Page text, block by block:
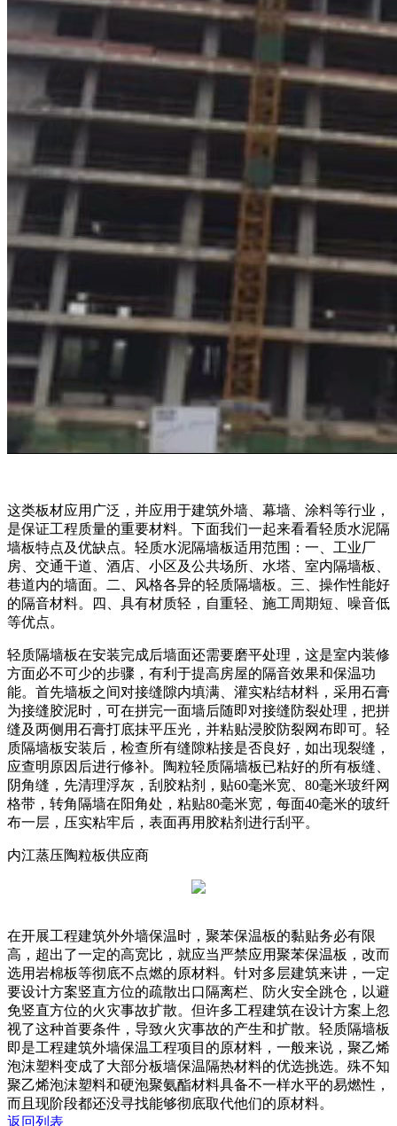
这类板材应用广泛，并应用于建筑外墙、幕墙、涂料等行业，
是保证工程质量的重要材料。下面我们一起来看看轻质水泥隔
墙板特点及优缺点。轻质水泥隔墙板适用范围：一、工业厂
房、交通干道、酒店、小区及公共场所、水塔、室内隔墙板、
巷道内的墙面。二、风格各异的轻质隔墙板。三、操作性能好
的隔音材料。四、具有材质轻，自重轻、施工周期短、噪音低
等优点。
轻质隔墙板在安装完成后墙面还需要磨平处理，这是室内装修
方面必不可少的步骤，有利于提高房屋的隔音效果和保温功
能。首先墙板之间对接缝隙内填满、灌实粘结材料，采用石膏
为接缝胶泥时，可在拼完一面墙后随即对接缝防裂处理，把拼
缝及两侧用石膏打底抹平压光，并粘贴浸胶防裂网布即可。轻
质隔墙板安装后，检查所有缝隙粘接是否良好，如出现裂缝，
应查明原因后进行修补。陶粒轻质隔墙板已粘好的所有板缝、
阴角缝，先清理浮灰，刮胶粘剂，贴60毫米宽、80毫米玻纤网
格带，转角隔墙在阳角处，粘贴80毫米宽，每面40毫米的玻纤
布一层，压实粘牢后，表面再用胶粘剂进行刮平。
内江蒸压陶粒板供应商
在开展工程建筑外外墙保温时，聚苯保温板的黏贴务必有限
高，超出了一定的高宽比，就应当严禁应用聚苯保温板，改而
选用岩棉板等彻底不点燃的原材料。针对多层建筑来讲，一定
要设计方案竖直方位的疏散出口隔离栏、防火安全跳仓，以避
免竖直方位的火灾事故扩散。但许多工程建筑在设计方案上忽
视了这种首要条件，导致火灾事故的产生和扩散。轻质隔墙板
即是工程建筑外墙保温工程项目的原材料，一般来说，聚乙烯
泡沫塑料变成了大部分板墙保温隔热材料的优选挑选。殊不知
聚乙烯泡沫塑料和硬泡聚氨酯材料具备不一样水平的易燃性，
而且现阶段都还没寻找能够彻底取代他们的原材料。
返回列表